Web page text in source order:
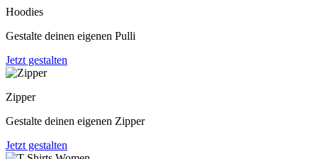
Hoodies
Gestalte deinen eigenen Pulli
Jetzt gestalten
Zipper
Gestalte deinen eigenen Zipper
Jetzt gestalten